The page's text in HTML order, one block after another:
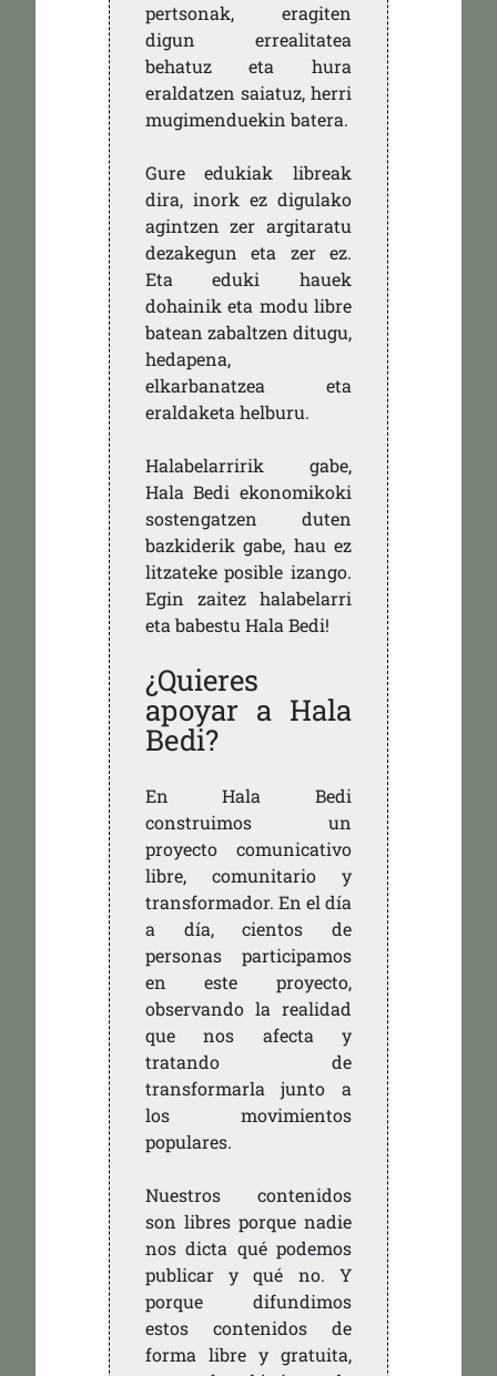
pertsonak, eragiten
digun errealitatea
behatuz eta hura
eraldatzen saiatuz, herri
mugimenduekin batera.
Gure edukiak libreak
dira, inork ez digulako
agintzen zer argitaratu
dezakegun eta zer ez.
Eta eduki hauek
dohainik eta modu libre
batean zabaltzen ditugu,
hedapena,
elkarbanatzea eta
eraldaketa helburu.
Halabelarririk gabe,
Hala Bedi ekonomikoki
sostengatzen duten
bazkiderik gabe, hau ez
litzateke posible izango.
Egin zaitez halabelarri
eta babestu Hala Bedi!
¿Quieres
apoyar a Hala
Bedi?
En Hala Bedi
construimos un
proyecto comunicativo
libre, comunitario y
transformador. En el día
a día, cientos de
personas participamos
en este proyecto,
observando la realidad
que nos afecta y
tratando de
transformarla junto a
los movimientos
populares.
Nuestros contenidos
son libres porque nadie
nos dicta qué podemos
publicar y qué no. Y
porque difundimos
estos contenidos de
forma libre y gratuita,